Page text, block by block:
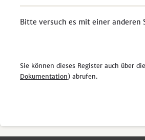
Bitte versuch es mit einer anderen
Sie können dieses Register auch über die
Dokumentation) abrufen.